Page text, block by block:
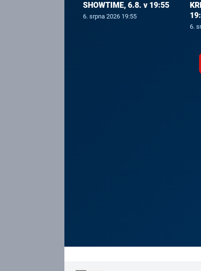
SHOWTIME, 6.8. v 19:55
6. srpna 2026 19:55
6.